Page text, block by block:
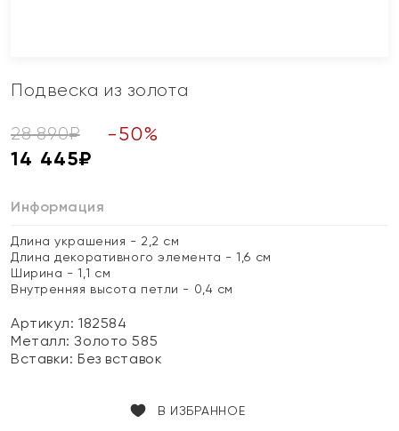
Подвеска из золота
28 890₽ -50%
14 445₽
Информация
Длина украшения - 2,2 см
Длина декоративного элемента - 1,6 см
Ширина - 1,1 см
Внутренняя высота петли - 0,4 см
Артикул: 182584
Металл:Золото 585
Вставки:Без вставок
В ИЗБРАННОЕ